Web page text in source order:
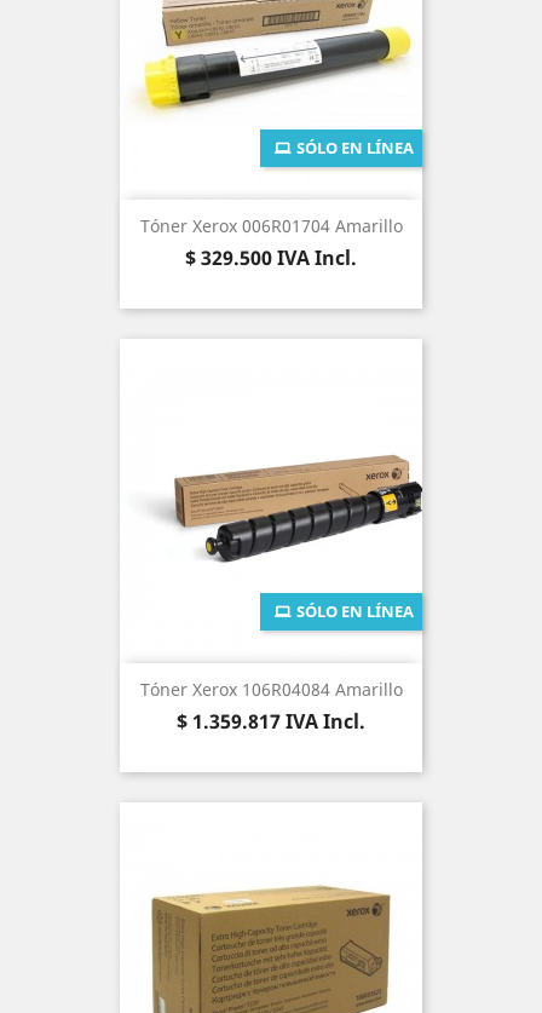
Tóner Xerox 006R01704 Amarillo
Precio
$ 329.500IVA Incl.
SÓLO EN LÍNEA
Tóner Xerox 106R04084 Amarillo
Precio
$ 1.359.817IVA Incl.
SÓLO EN LÍNEA